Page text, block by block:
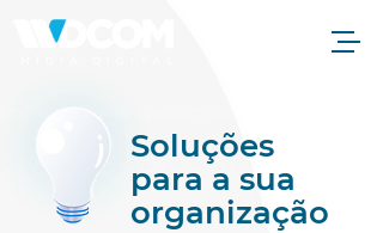
Soluções
para a sua
organização